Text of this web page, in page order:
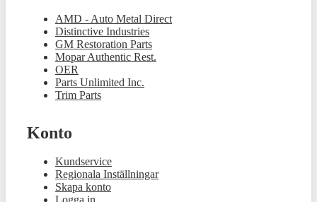
AMD - Auto Metal Direct
Distinctive Industries
GM Restoration Parts
Mopar Authentic Rest.
OER
Parts Unlimited Inc.
Trim Parts
Konto
Kundservice
Regionala Inställningar
Skapa konto
Logga in